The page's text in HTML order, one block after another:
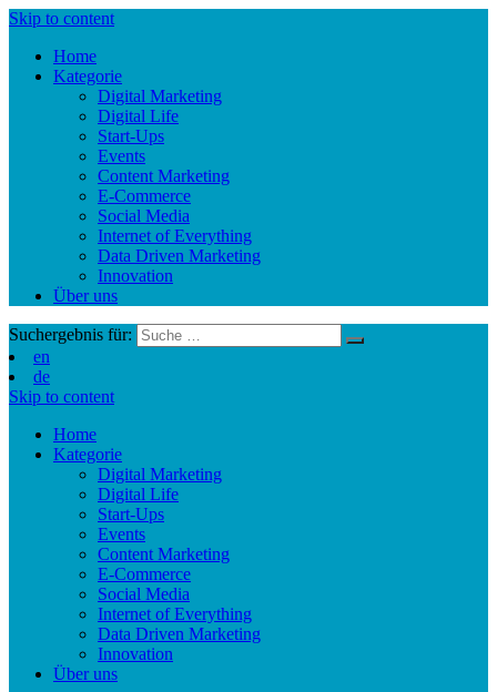
Skip to content
Home
Kategorie
Digital Marketing
Digital Life
Start-Ups
Events
Content Marketing
E-Commerce
Social Media
Internet of Everything
Data Driven Marketing
Innovation
Über uns
Suchergebnis für:
en
de
Skip to content
Home
Kategorie
Digital Marketing
Digital Life
Start-Ups
Events
Content Marketing
E-Commerce
Social Media
Internet of Everything
Data Driven Marketing
Innovation
Über uns